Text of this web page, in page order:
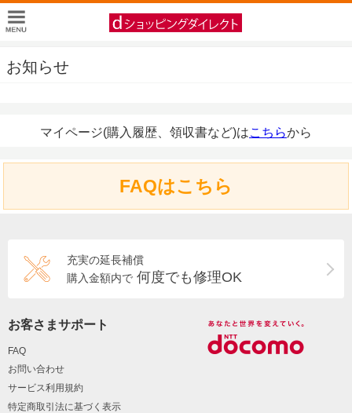
お知らせ
マイページ(購入履歴、領収書など)はこちらから
FAQはこちら
充実の延長補償
購入金額内で 何度でも修理OK
お客さまサポート
FAQ
お問い合わせ
サービス利用規約
特定商取引法に基づく表示